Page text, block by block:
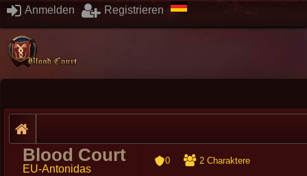
Anmelden Registrieren
Blood Court
EU-Antonidas
0 2 Charaktere